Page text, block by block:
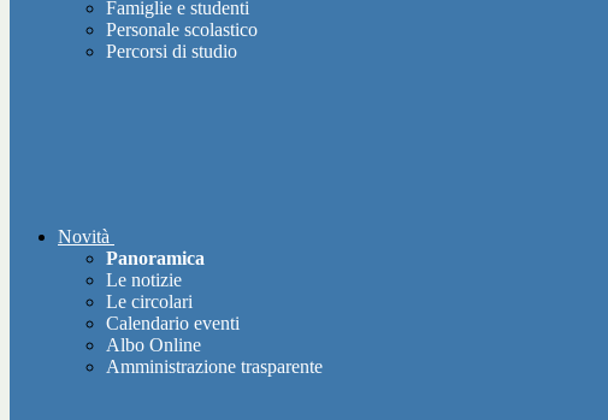
Famiglie e studenti
Personale scolastico
Percorsi di studio
Novità
Panoramica
Le notizie
Le circolari
Calendario eventi
Albo Online
Amministrazione trasparente